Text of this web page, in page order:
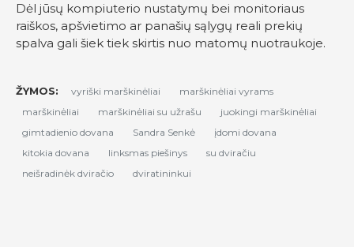
Dėl jūsų kompiuterio nustatymų bei monitoriaus
raiškos, apšvietimo ar panašių sąlygų reali prekių
spalva gali šiek tiek skirtis nuo matomų nuotraukoje.
ŽYMOS: vyriški marškinėliai
marškinėliai vyrams
marškinėliai
marškinėliai su užrašu
juokingi marškinėliai
gimtadienio dovana
Sandra Senkė
įdomi dovana
kitokia dovana
linksmas piešinys
su dviračiu
neišradinėk dviračio
dviratininkui